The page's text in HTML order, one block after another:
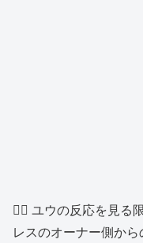
👨‍⚕️ ユウの反応を見る
レスのオーナー側か